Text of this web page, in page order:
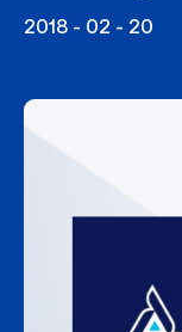
2018 - 02 - 20